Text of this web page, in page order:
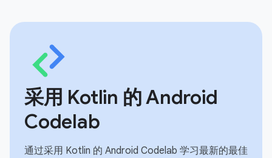
采用 Kotlin 的 Android
Codelab
通过采用 Kotlin 的 Android Codelab 学习最新的最佳